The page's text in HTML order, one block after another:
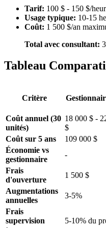
Tarif: 100 $ - 150 $/
Usage typique: 10-15
Coût: 1 500 $/an
Total avec consultant:
Tableau
Critère
Coût annuel (30
unités)
18 000 $ -
$
Coût sur 5 ans
109 000 $
Économie vs
gestionnaire
-
Frais
d'ouverture
1 500 $
Augmentations
annuelles
3-5%
Frais
supervision
5-10% du